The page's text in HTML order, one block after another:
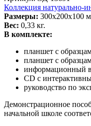
Коллекция натурально-
Размеры: 300х200х100
Вес: 0,33 кг.
В комплекте:
планшет с
планшет с
информационный
CD c
руководство по
Демонстрационное
начальной школе